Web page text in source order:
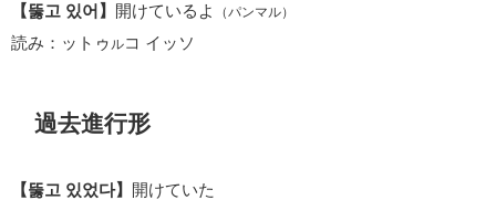
【뚫고 있어】 開けているよ （パンマル）
読み：ットゥ ルコ イッソ
過去進行形
【뚫고 있었다】
開けていた